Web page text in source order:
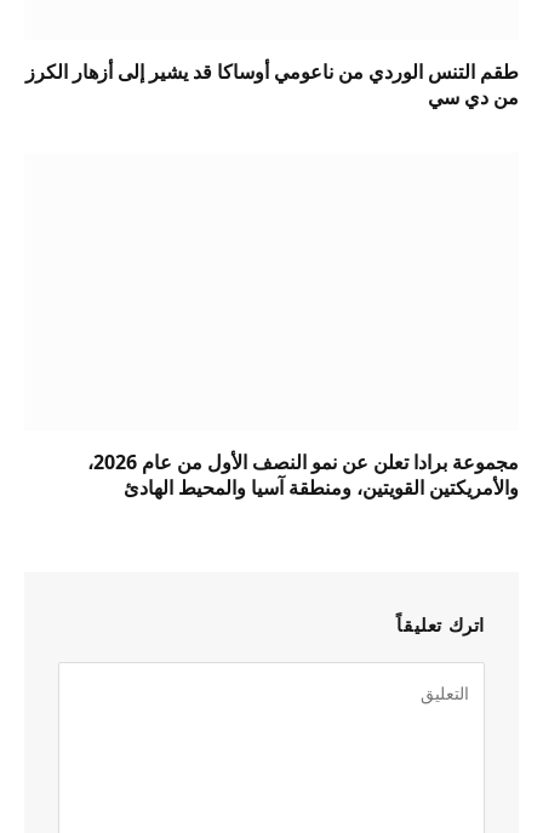
طقم التنس الوردي من ناعومي أوساكا قد يشير إلى أزهار الكرز
من دي سي
مجموعة برادا تعلن عن نمو النصف الأول من عام 2026،
والأمريكتين القويتين، ومنطقة آسيا والمحيط الهادئ
اترك تعليقاً